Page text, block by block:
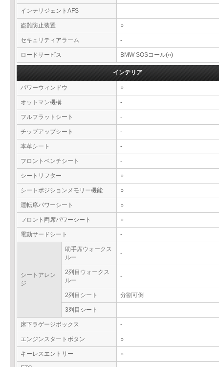
インテリジェントAFS -
盗難防止装置 ○
セキュリティアラーム -
ロードサービス BMW SOSコール(○)
インテリア
パワーウィンドウ ○
オットマン機構 -
フルフラットシート -
チップアップシート -
本革シート -
フロントベンチシート -
シートリフター ○
シートポジションメモリー機能 ○
運転席パワーシート ○
フロント両席パワーシート ○
電動サードシート -
シートアレン
ジ
助手席ウォークス
ルー
-
2列目ウォークス
ルー
-
2列目シート 分割可倒
3列目シート -
床下ラゲージボックス -
エンジンスタートボタン ○
キーレスエントリー ○